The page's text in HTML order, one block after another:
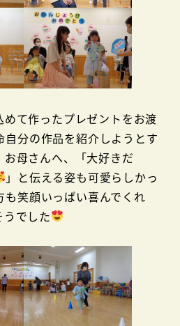
て作ったプレゼントをお渡
自分の作品を紹介しようとす
母さんへ、「大好きだ
」と伝える姿も可愛らしかっ
も笑顔いっぱい喜んでくれ
でした